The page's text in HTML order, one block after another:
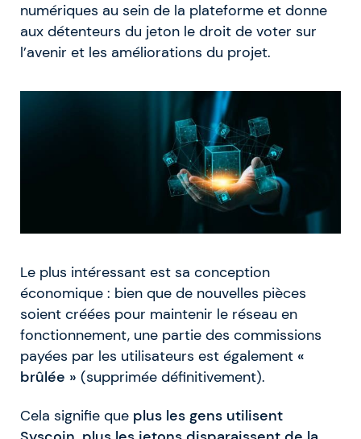
numériques au sein de la plateforme et donne
aux détenteurs du jeton le droit de voter sur
l’avenir et les améliorations du projet.
Le plus intéressant est sa conception
économique : bien que de nouvelles pièces
soient créées pour maintenir le réseau en
fonctionnement, une partie des commissions
payées par les utilisateurs est également «
brûlée » (supprimée définitivement).
Cela signifie que plus les gens utilisent